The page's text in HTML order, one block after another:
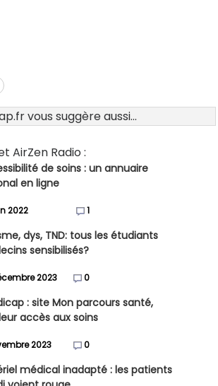
vous suggère aussi...
AirZen Radio :
de soins : un annuaire
en ligne
2022 1
dys, TND: tous les étudiants
sensibilisés?
2023 0
: site Mon parcours santé,
accès aux soins
2023 0
médical inadapté : les patients